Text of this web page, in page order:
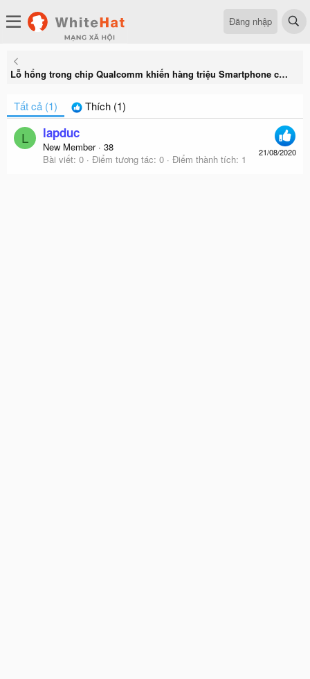
Đăng nhập
Lỗ hổng trong chip Qualcomm khiến hàng triệu Smartphone có thể bị mất quyền kiểm soát
Tất cả (1) Thích (1)
L
21/08/2020
lapduc
New Member · 38
Bài viết 0 Điểm tương tác 0 Điểm thành tích 1